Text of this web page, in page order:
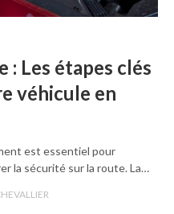
: Les étapes clés
véhicule en
est essentiel pour
la sécurité sur la route. La…